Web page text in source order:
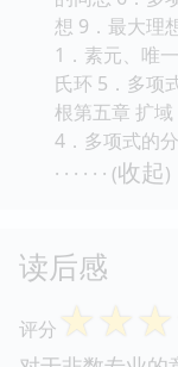
想 9．最大理
1．素元、唯
氏环 5．多项
根第五章 扩
4．多项式的
· · · · · · (收起)
读后感
评分 ☆☆☆